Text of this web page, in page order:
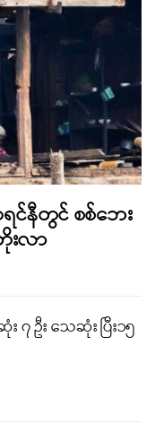
ရင်နီတွင် စစ်ဘေး
းလာ
ဦး သေဆုံး ပြီး၁၅